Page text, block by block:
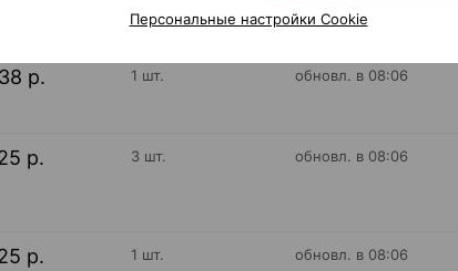
р. 1 шт. обновл. в 08:06
р. 3 шт. обновл. в 08:06
р. 1 шт. обновл. в 08:06
Персональные настройки Cookie